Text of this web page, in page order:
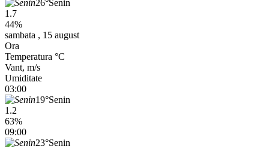
26°Senin
1.7
44%
sambata , 15 august
Ora
Temperatura °C
Vant, m/s
Umiditate
03:00
19°Senin
1.2
63%
09:00
23°Senin